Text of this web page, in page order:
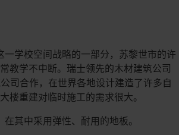
学校空间战略的一部分，苏黎世市的许
教学不中断。瑞士领先的木材建筑公司
合作，在世界各地设计建造了许多自
重建对临时施工的需求很大。
其中采用弹性、耐用的地板。